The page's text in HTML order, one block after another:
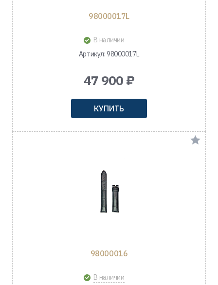
98000017L
В наличии
Артикул: 98000017L
47 900 ₽
КУПИТЬ
98000016
В наличии